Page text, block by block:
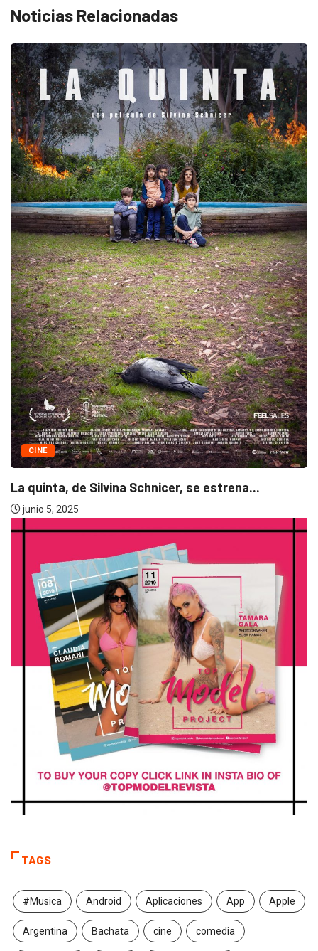
Noticias Relacionadas
TEATRO
Regresa “Claveles Rojos”, un premiado drama
testimonial...
mayo 24, 2025
TAGS
#Musica Android Aplicaciones App Apple
Argentina Bachata cine comedia